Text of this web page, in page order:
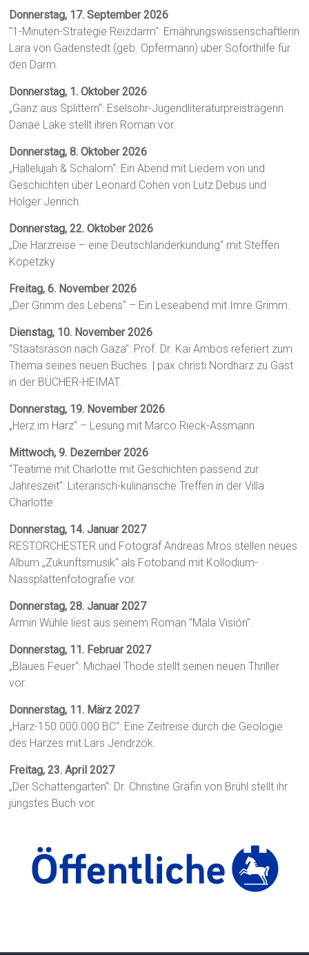
Donnerstag, 17. September 2026
"1-Minuten-Strategie Reizdarm": Ernährungswissenschaftlerin
Lara von Gadenstedt (geb. Opfermann) über Soforthilfe für
den Darm.
Donnerstag, 1. Oktober 2026
„Ganz aus Splittern“: Eselsohr-Jugendliteraturpreisträgerin
Danae Lake stellt ihren Roman vor.
Donnerstag, 8. Oktober 2026
„Hallelujah & Schalom“: Ein Abend mit Liedern von und
Geschichten über Leonard Cohen von Lutz Debus und
Holger Jenrich.
Donnerstag, 22. Oktober 2026
„Die Harzreise – eine Deutschlanderkundung“ mit Steffen
Kopetzky
Freitag, 6. November 2026
„Der Grimm des Lebens“ – Ein Leseabend mit Imre Grimm.
Dienstag, 10. November 2026
"Staatsräson nach Gaza": Prof. Dr. Kai Ambos referiert zum
Thema seines neuen Buches. | pax christi Nordharz zu Gast
in der BÜCHER-HEIMAT.
Donnerstag, 19. November 2026
„Herz im Harz“ – Lesung mit Marco Rieck-Assmann
Mittwoch, 9. Dezember 2026
"Teatime mit Charlotte mit Geschichten passend zur
Jahreszeit": Literarisch-kulinarische Treffen in der Villa
Charlotte.
Donnerstag, 14. Januar 2027
RESTORCHESTER und Fotograf Andreas Mros stellen neues
Album „Zukunftsmusik“ als Fotoband mit Kollodium-
Nassplattenfotografie vor.
Donnerstag, 28. Januar 2027
Armin Wühle liest aus seinem Roman "Mala Visión".
Donnerstag, 11. Februar 2027
„Blaues Feuer“: Michael Thode stellt seinen neuen Thriller
vor.
Donnerstag, 11. März 2027
„Harz-150.000.000 BC“: Eine Zeitreise durch die Geologie
des Harzes mit Lars Jendrzok.
Freitag, 23. April 2027
„Der Schattengarten“: Dr. Christine Gräfin von Brühl stellt ihr
jüngstes Buch vor.